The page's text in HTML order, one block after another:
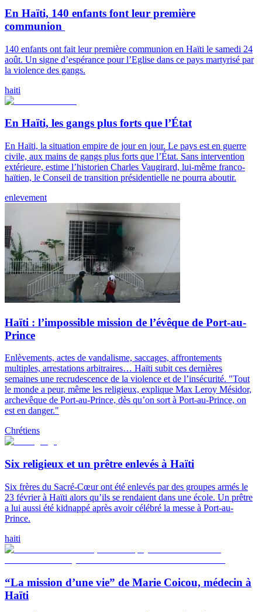
En Haïti, 140 enfants font leur première
communion
140 enfants ont fait leur première communion en Haïti le samedi 24
août. Un signe d’espérance pour l’Eglise dans ce pays martyrisé par
la violence des gangs.
haiti
En Haïti, les gangs plus forts que l’État
En Haïti, la situation empire de jour en jour. Le pays est en guerre
civile, aux mains de gangs plus forts que l’État. Sans intervention
extérieure, estime l’historien Charles Vaugirard, lui-même franco-
haïtien, le Conseil de transition présidentielle ne pourra aboutir.
enlevement
Haïti : l’impossible mission de l’évêque de Port-au-
Prince
Enlèvements, actes de vandalisme, saccages, affrontements
multiples, arrestations arbitraires… Haïti subit ces dernières
semaines une recrudescence de la violence et de l’insécurité. "Tout
le monde a peur, même les religieux, explique Max Leroy Mésidor,
archevêque de Port-au-Prince, dès qu’on sort à Port-au-Prince, on
est en danger."
Chrétiens
Six religieux et un prêtre enlevés à Haïti
Six frères du Sacré-Cœur ont été enlevés par des groupes armés le
23 février à Haïti alors qu’ils se rendaient dans une école. Un prêtre
a lui aussi été kidnappé après avoir célébré la messe à Port-au-
Prince.
haiti
“La mission d’une vie” de Marie Coicou, médecin à
Haïti